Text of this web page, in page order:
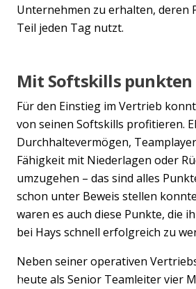
Unternehmen zu erhalten, deren
Teil jeden Tag nutzt.
Mit Softskills punkten
Für den Einstieg im Vertrieb
von seinen Softskills profitieren.
Durchhaltevermögen,
Fähigkeit mit Niederlagen oder
umzugehen – das sind alles
schon unter Beweis stellen
waren es auch diese Punkte, die
bei Hays schnell erfolgreich zu
Neben seiner operativen
heute als Senior Teamleiter vier